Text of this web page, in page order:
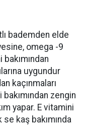
bademden elde
omega -9
uygundur
kaçınmaları
zengin
yapar. E vitamini
se kaş bakımında